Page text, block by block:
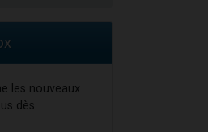
les nouveaux
dès